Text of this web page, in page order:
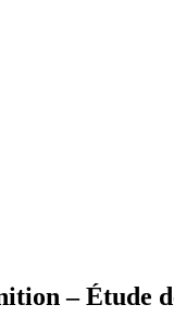
– Étude